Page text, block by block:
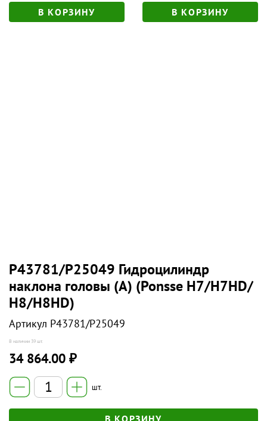
В КОРЗИНУ В КОРЗИНУ
P43781/P25049 Гидроцилиндр
наклона головы (А) (Ponsse Н7/H7HD/
Н8/H8HD)
Артикул P43781/P25049
В наличии 39 шт.
34 864.00 ₽
шт.